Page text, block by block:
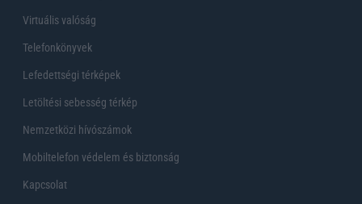
Virtuális valóság
Telefonkönyvek
Lefedettségi térképek
Letöltési sebesség térkép
Nemzetközi hívószámok
Mobiltelefon védelem és biztonság
Kapcsolat